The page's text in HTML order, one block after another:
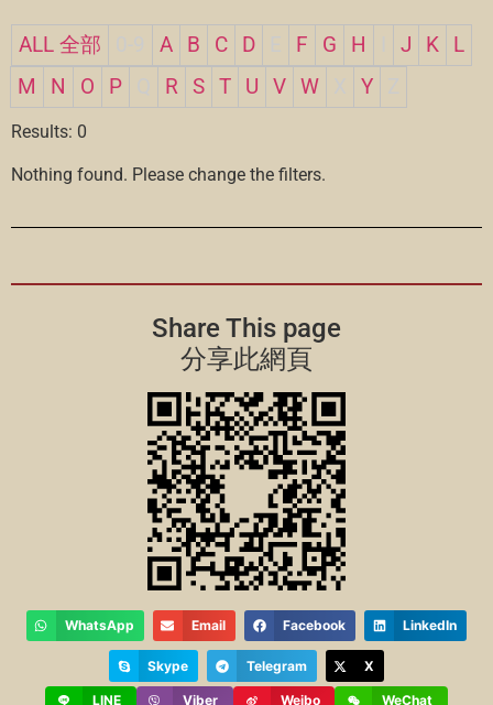
ALL 全部 A B C D F G H J K
L
M
N O P R S T U V W Y
Results: 0
Nothing found. Please change the filters.
Share This page
分享此網頁
WhatsApp Email Facebook LinkedIn
Skype Telegram X
LINE Viber Weibo WeChat